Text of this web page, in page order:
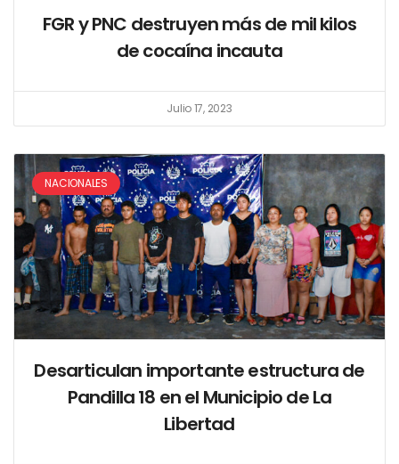
FGR y PNC destruyen más de mil kilos
de cocaína incauta
Julio 17, 2023
NACIONALES
Desarticulan importante estructura de
Pandilla 18 en el Municipio de La
Libertad